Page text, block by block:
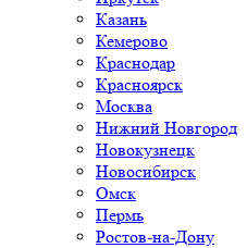
Казань
Кемерово
Краснодар
Красноярск
Москва
Нижний Новгород
Новокузнецк
Новосибирск
Омск
Пермь
Ростов-на-Дону